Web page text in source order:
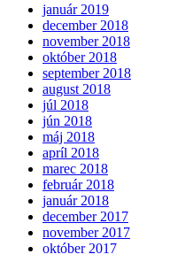
január 2019
december 2018
november 2018
október 2018
september 2018
august 2018
júl 2018
jún 2018
máj 2018
apríl 2018
marec 2018
február 2018
január 2018
december 2017
november 2017
október 2017